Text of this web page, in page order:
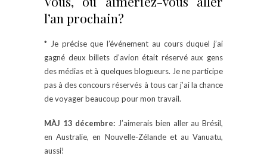
l’an prochain?
* Je précise que l’événement au cours duquel j’ai
gagné deux billets d’avion était réservé aux gens
des médias et à quelques blogueurs. Je ne participe
pas à des concours réservés à tous car j’ai la chance
de voyager beaucoup pour mon travail.
MÀJ 13 décembre: J’aimerais bien aller au Brésil,
en Australie, en Nouvelle-Zélande et au Vanuatu,
aussi!